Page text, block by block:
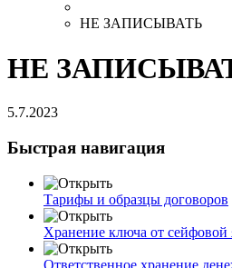
НЕ ЗАПИСЫВАТЬ
НЕ
5.7.2023
Быстрая навигация
Тарифы и образцы договоров
Хранение ключа от сейфовой
Ответственное хранение